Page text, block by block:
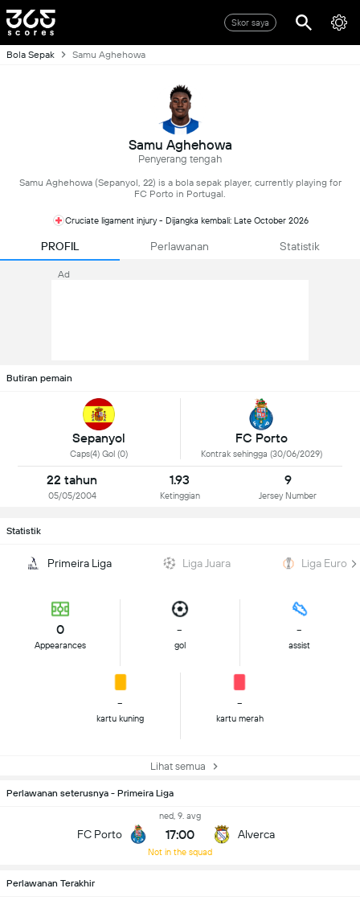
Skor saya
Bola Sepak Samu Aghehowa
Samu Aghehowa
Penyerang tengah
Samu Aghehowa (Sepanyol, 22) is a bola sepak player, currently playing for
FC Porto in Portugal.
Cruciate ligament injury - Dijangka kembali: Late October 2026
PROFIL Perlawanan Statistik
Ad
Butiran pemain
Sepanyol
Caps(4) Gol (0)
FC Porto
Kontrak sehingga (30/06/2029)
22 tahun
05/05/2004
1.93
Ketinggian
9
Jersey Number
Statistik
Primeira Liga Liga Juara Liga Europa
0
Appearances
-
gol
-
assist
-
kartu kuning
-
kartu merah
Lihat semua
Perlawanan seterusnya - Primeira Liga
FC Porto
ned, 9. avg
17:00
Not in the squad
Alverca
Perlawanan Terakhir